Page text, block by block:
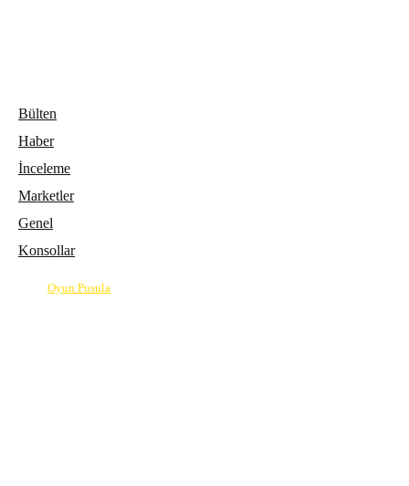
Bülten
Haber
İnceleme
Marketler
Genel
Konsollar
Oyun Pusula